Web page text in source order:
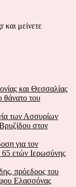
μείνετε
και Θεσσαλίας
θάνατο του
των Ασσυρίων
στον
για τον
65 ετών Ιερωσύνης
πρόεδρος του
Ελασσόνας